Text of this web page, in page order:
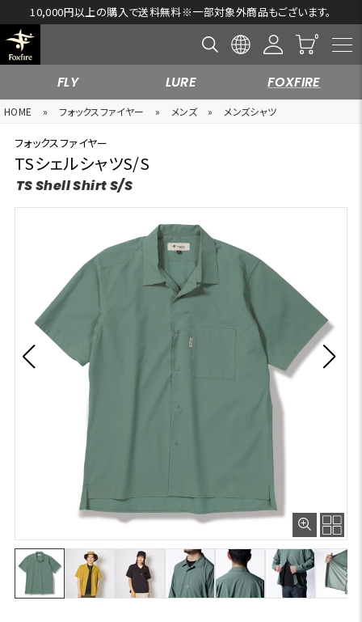
10,000円以上の購入で送料無料※一部対象外商品もございます。
FLY LURE FOXFIRE
HOME » フォックスファイヤー » メンズ » メンズシャツ
フォックスファイヤー
TSシェルシャツS/S
TS Shell Shirt S/S